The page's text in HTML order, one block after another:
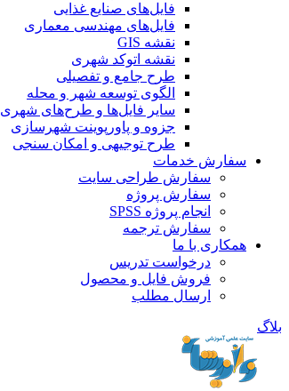
فایل‌های صنایع غذایی
فایل‌های مهندسی معماری
نقشه GIS
نقشه اتوکد شهری
طرح جامع و تفصیلی
الگوی توسعه شهر و محله
سایر فایل‌ها و طرح‌های شهری
جزوه و پاورپوینت شهرسازی
طرح توجیهی و امکان سنجی
سفارش خدمات
سفارش طراحی سایت
سفارش پروژه
انجام پروژه SPSS
سفارش ترجمه
همکاری با ما
درخواست تدریس
فروش فایل و محصول
ارسال مطلب
بلاگ